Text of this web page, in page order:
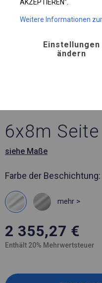
6x8m
siehe Maße
Farbe der Beschichtung:
mehr >
2 355,27 €
Enthält 20% Mehrwertsteuer
AKZEPTIEREN“.
Weitere Informationen
Einstellungen
ändern